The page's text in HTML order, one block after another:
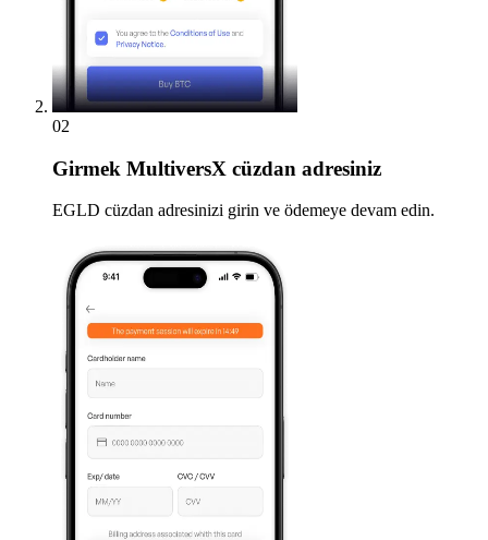
02
Girmek MultiversX cüzdan adresiniz
EGLD cüzdan adresinizi girin ve ödemeye devam edin.